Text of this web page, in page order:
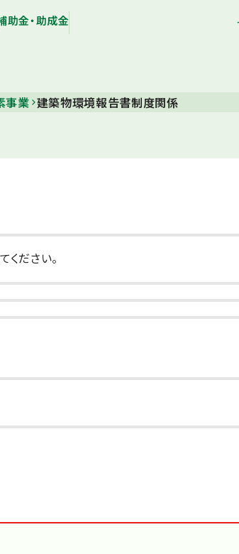
助金・助成金
事業 建築物環境報告書制度関係
ください。